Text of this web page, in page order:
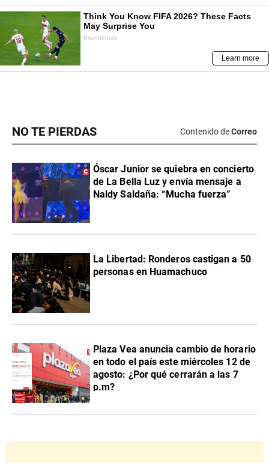
NO TE PIERDAS Contenido deCorreo
Óscar Junior se quiebra en concierto
de La Bella Luz y envía mensaje a
Naldy Saldaña: “Mucha fuerza”
La Libertad: Ronderos castigan a 50
personas en Huamachuco
Plaza Vea anuncia cambio de horario
en todo el país este miércoles 12 de
agosto: ¿Por qué cerrarán a las 7
p.m?